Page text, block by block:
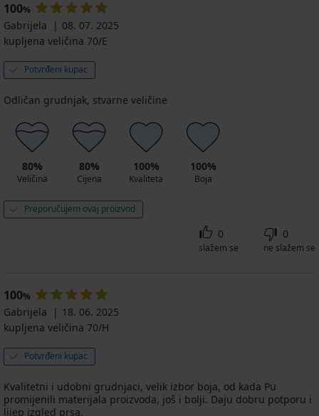
100%
Gabrijela
08. 07. 2025
kupljena veličina 70/E
Potvrđeni kupac
Odličan grudnjak, stvarne veličine
80%
Veličina
80%
Cijena
100%
Kvaliteta
100%
Boja
Preporučujem ovaj proizvod
0
slažem se
0
ne slažem se
100%
Gabrijela
18. 06. 2025
kupljena veličina 70/H
Potvrđeni kupac
Kvalitetni i udobni grudnjaci, velik izbor boja, od kada Pu
promijenili materijala proizvoda, još i bolji. Daju dobru potporu i
lijep izgled prsa.